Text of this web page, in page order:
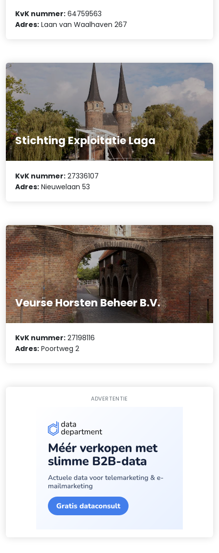
KvK nummer: 64759563
Adres: Laan van Waalhaven 267
Stichting Exploitatie Laga
KvK nummer: 27336107
Adres: Nieuwelaan 53
Veurse Horsten Beheer B.V.
KvK nummer: 27198116
Adres: Poortweg 2
ADVERTENTIE